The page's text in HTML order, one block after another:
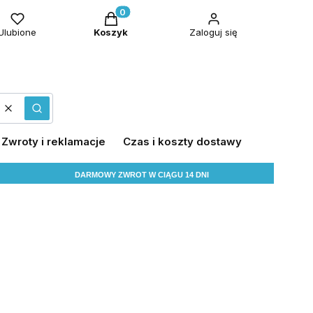
Produkty w koszyku: 0. Zobacz
Koszyk Zaloguj się
WyczyśćSzukaj
Zwroty i reklamacje Czas i koszty dostawy
DARMOWY ZWROT W CIĄGU 14 DNI